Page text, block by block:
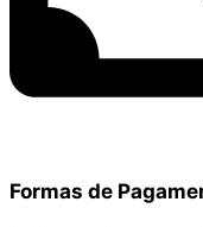
Formas de